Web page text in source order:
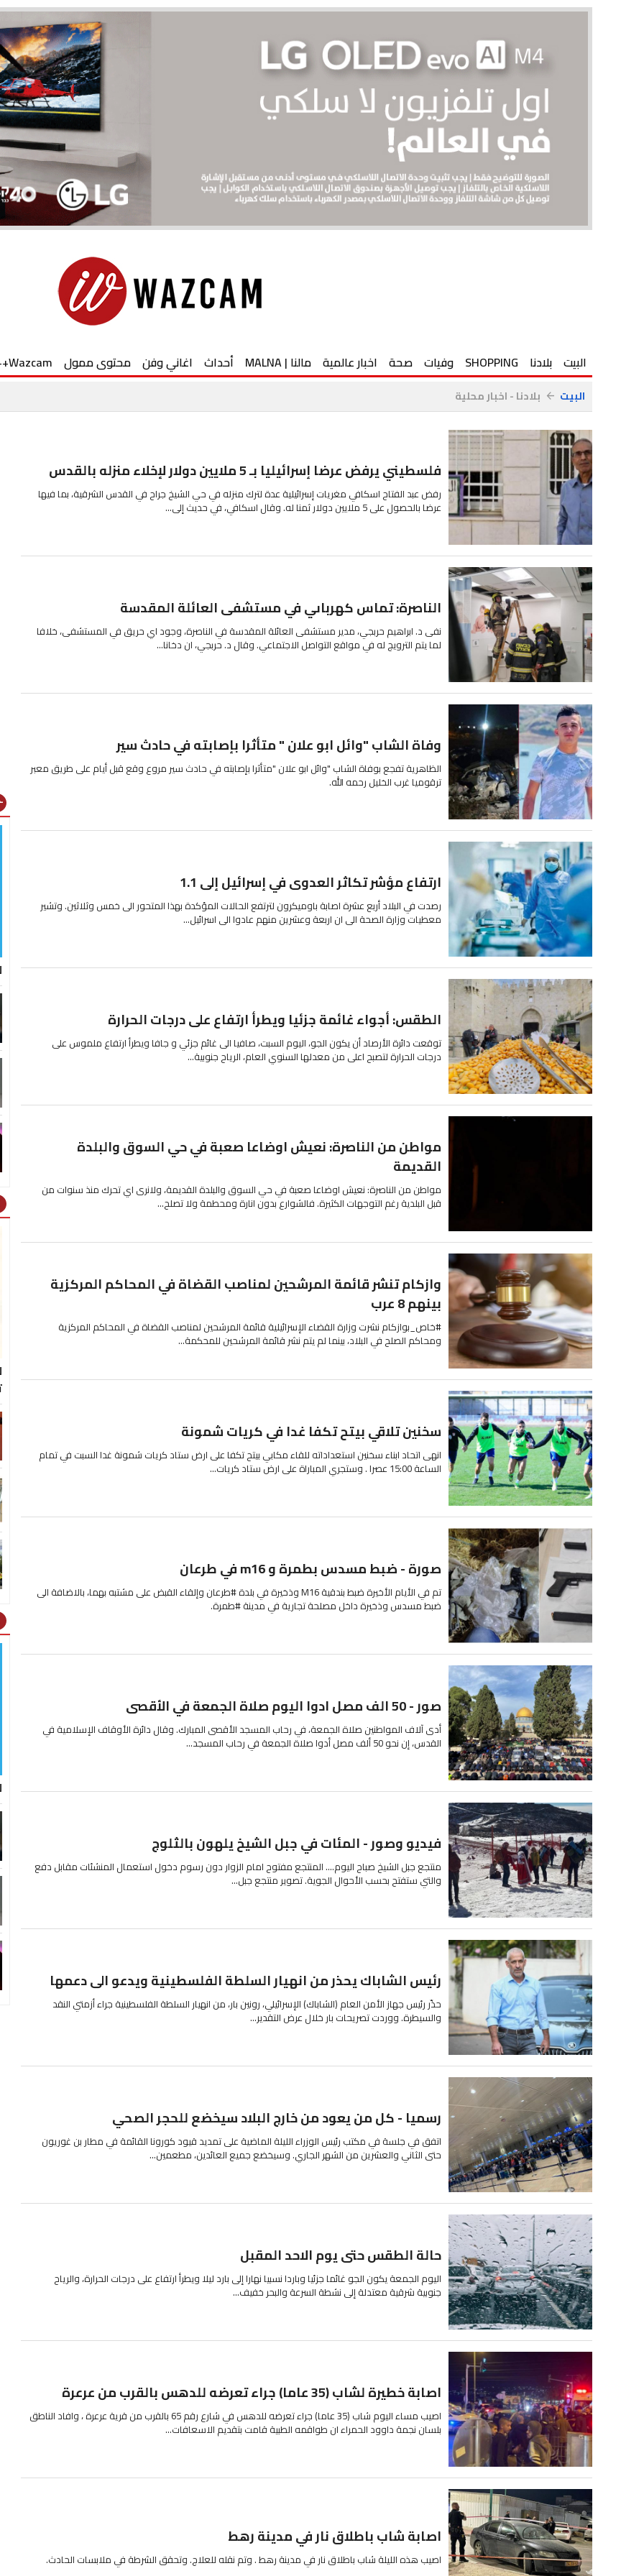
البيت بلادنا SHOPPING وفيات صحة اخبار عالمية مالنا | MALNA أحداث اغاني وفن محتوى ممول Wazcam++
البيت arrow_back بلادنا - اخبار محلية
فلسطيني يرفض عرضا إسرائيليا بـ 5 ملايين دولار لإخلاء منزله بالقدس
رفض عبد الفتاح اسكافي مغريات إسرائيلية عدة لترك منزله في حي الشيخ جراح في القدس الشرقية، بما فيها
عرضا بالحصول على 5 ملايين دولار ثمنا له. وقال اسكافي، في حديث إلى...
الناصرة: تماس كهرباىي في مستشفى العائلة المقدسة
نفى د. ابراهيم حربجي، مدير مستشفى العائلة المقدسة في الناصرة، وجود اي حريق في المستشفى، خلافا
لما يتم الترويج له في مواقع التواصل الاجتماعي. وقال د. حربجي، ان دخانا...
وفاة الشاب "وائل ابو علان " متأثرا بإصابته في حادث سير
الظاهرية تفجع بوفاة الشاب "وائل ابو علان "متأثرا بإصابته في حادث سير مروع وقع قبل أيام على طريق معبر
ترقوميا غرب الخليل رحمه الله.
ارتفاع مؤشر تكاثر العدوى في إسرائيل إلى 1.1
رصدت في البلاد أربع عشرة اصابة باوميكرون لترتفع الحالات المؤكدة بهذا المتحور الى خمس وثلاثين. وتشير
معطيات وزارة الصحة الى ان اربعة وعشرين منهم عادوا الى اسرائيل...
الطقس: أجواء غائمة جزئيا ويطرأ ارتفاع على درجات الحرارة
توقعت دائرة الأرصاد أن يكون الجو، اليوم السبت، صافيا الى غائم جزئي و جافا ويطرأ ارتفاع ملموس على
درجات الحرارة لتصبح اعلى من معدلها السنوي العام، الرياح جنوبية...
مواطن من الناصرة: نعيش اوضاعا صعبة في حي السوق والبلدة
القديمة
مواطن من الناصرة: نعيش اوضاعا صعبة في حي السوق والبلدة القديمة، ولانرى اي تحرك منذ سنوات من
قبل البلدية رغم التوجهات الكثيرة. فالشوارع بدون انارة ومحطمة ولا تصلح...
وازكام تنشر قائمة المرشحين لمناصب القضاة في المحاكم المركزية
بينهم 8 عرب
#خاص_بوازكام نشرت وزارة القضاء الإسرائيلية قائمة المرشحين لمناصب القضاة في المحاكم المركزية
ومحاكم الصلح في البلاد، بينما لم يتم نشر قائمة المرشحين للمحكمة...
سخنين تلاقي بيتح تكفا غدا في كريات شمونة
انهى اتحاد ابناء سخنين استعداداته للقاء مكابي بيتح تكفا على ارض ستاد كريات شمونة غدا السبت في تمام
الساعة 15:00 عصرا . وستجري المباراة على ارض ستاد كريات...
صورة - ضبط مسدس بطمرة و m16 في طرعان
تم في الأيام الأخيرة ضبط بندقية M16 وذخيرة في بلدة #طرعان وإلقاء القبض على مشتبه بهما، بالاضافة الى
ضبط مسدس وذخيرة داخل مصلحة تجارية في مدينة #طمرة.
صور - 50 الف مصل ادوا اليوم صلاة الجمعة في الأقصى
أدى آلاف المواطنين صلاة الجمعة، في رحاب المسجد الأقصى المبارك. وقال دائرة الأوقاف الإسلامية في
القدس، إن نحو 50 ألف مصل أدوا صلاة الجمعة في رحاب المسجد...
فيديو وصور - المئات في جبل الشيخ يلهون بالثلوج
منتجع جبل الشيخ صباح اليوم.... المنتجع مفتوح امام الزوار دون رسوم دخول استعمال المنشئات مقابل دفع
والتي ستفتح بحسب الأحوال الجوية. تصوير منتجع جبل...
رئيس الشاباك يحذر من انهيار السلطة الفلسطينية ويدعو الى دعمها
حذّر رئيس جهاز الأمن العام (الشاباك) الإسرائيلي، رونين بار، من انهيار السلطة الفلسطينية جراء أزمتي النقد
والسيطرة. ووردت تصريحات بار خلال عرض التقدير...
رسميا - كل من يعود من خارج البلاد سيخضع للحجر الصحي
اتفق في جلسة في مكتب رئيس الوزراء الليلة الماضية على تمديد قيود كورونا القائمة في مطار بن غوريون
حتى الثاني والعشرين من الشهر الجاري. وسيخضع جميع العائدين، مطعمين...
حالة الطقس حتى يوم الاحد المقبل
اليوم الجمعة يكون الجو غائما جزئيا وباردا نسبيا نهارا إلى بارد ليلا ويطرأ ارتفاع على درجات الحرارة، والرياح
جنوبية شرقية معتدلة إلى نشطة السرعة والبحر خفيف...
اصابة خطيرة لشاب (35 عاما) جراء تعرضه للدهس بالقرب من عرعرة
اصيب مساء اليوم شاب (35 عاما) جراء تعرضه للدهس في شارع رقم 65 بالقرب من قرية عرعرة ، وافاد الناطق
بلسان نجمة داوود الحمراء ان طواقمه الطبية قامت بتقديم الاسعافات...
اصابة شاب باطلاق نار في مدينة رهط
اصيب هذه الليلة شاب باطلاق نار في مدينة رهط . وتم نقله للعلاج. وتحقق الشرطة في ملابسات الحادث.